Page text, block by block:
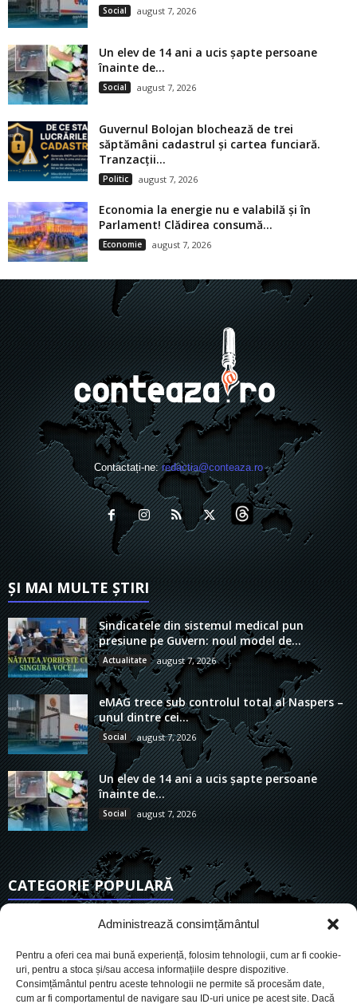
Administrează consimțământul
Pentru a oferi cea mai bună experiență, folosim tehnologii, cum ar fi cookie-
uri, pentru a stoca și/sau accesa informațiile despre dispozitive.
Consimțământul pentru aceste tehnologii ne permite să procesăm date,
cum ar fi comportamentul de navigare sau ID-uri unice pe acest site. Dacă
Social august 7, 2026
Un elev de 14 ani a ucis șapte persoane
înainte de...
Social august 7, 2026
Guvernul Bolojan blochează de trei
săptămâni cadastrul și cartea funciară.
Tranzacții...
Politic august 7, 2026
Economia la energie nu e valabilă și în
Parlament! Clădirea consumă...
Economie august 7, 2026
Contactați-ne:redactia@conteaza.ro
ȘI MAI MULTE ȘTIRI
Sindicatele din sistemul medical pun
presiune pe Guvern: noul model de...
Actualitate august 7, 2026
eMAG trece sub controlul total al Naspers –
unul dintre cei...
Social august 7, 2026
Un elev de 14 ani a ucis șapte persoane
înainte de...
Social august 7, 2026
CATEGORIE POPULARĂ
6909
Social
Politic